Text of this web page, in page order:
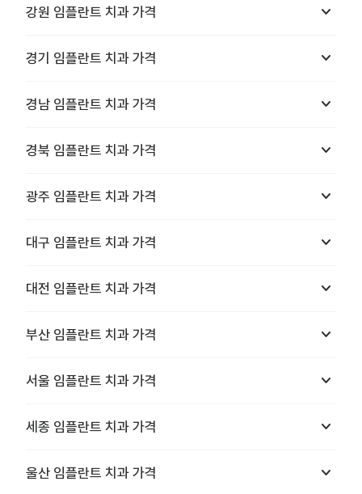
강원 임플란트 치과 가격 keyboard_arrow_down
경기 임플란트 치과 가격 keyboard_arrow_down
경남 임플란트 치과 가격 keyboard_arrow_down
경북 임플란트 치과 가격 keyboard_arrow_down
광주 임플란트 치과 가격 keyboard_arrow_down
대구 임플란트 치과 가격 keyboard_arrow_down
대전 임플란트 치과 가격 keyboard_arrow_down
부산 임플란트 치과 가격 keyboard_arrow_down
서울 임플란트 치과 가격 keyboard_arrow_down
세종 임플란트 치과 가격 keyboard_arrow_down
울산 임플란트 치과 가격 keyboard_arrow_down